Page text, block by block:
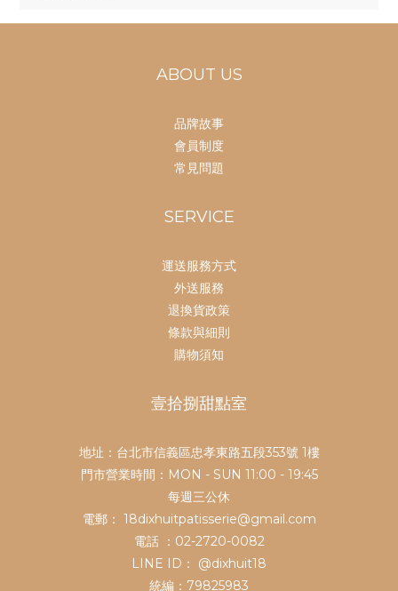
ABOUT US
品牌故事
會員制度
常見問題
SERVICE
運送服務方式
外送服務
退換貨政策
條款與細則
購物須知
壹拾捌甜點室
地址：台北市信義區忠孝東路五段353號 1樓
門市營業時間：MON - SUN 11:00 - 19:45
每週三公休
電郵： 18dixhuitpatisserie@gmail.com
電話 ：02-2720-0082
LINE ID：
@dixhuit18
統編：79825983